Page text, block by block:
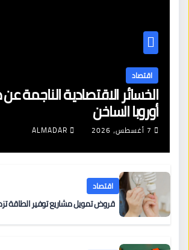
اقتصاد
الخسائر الاقتصادية الناجمة
أوروبا الساخن
7 أغسطس، 2026 ALMADAR
اقتصاد
قروض تمويل مشاريع توفير الطاقة